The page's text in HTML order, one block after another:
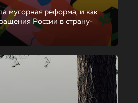
мусорная реформа, и как
России в страну-